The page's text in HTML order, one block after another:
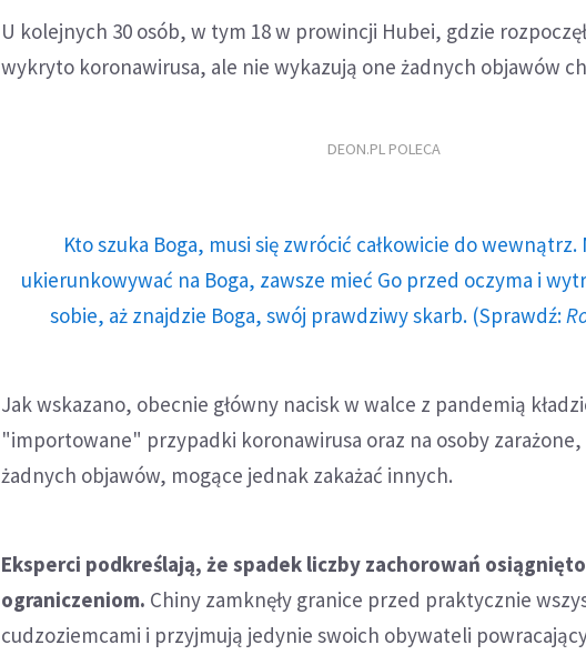
U kolejnych 30 osób, w tym 18 w prowincji Hubei, gdzie
wykryto koronawirusa, ale nie wykazują one żadnych objawów
DEON.PL POLECA
Kto szuka Boga, musi się zwrócić całkowicie do wewnątrz.
ukierunkowywać na Boga, zawsze mieć Go przed oczyma i
sobie, aż znajdzie Boga, swój prawdziwy skarb. (Sprawdź:
Jak wskazano, obecnie główny nacisk w walce z pandemią
"importowane" przypadki koronawirusa oraz na osoby
żadnych objawów, mogące jednak zakażać innych.
Eksperci podkreślają, że spadek liczby zachorowań
ograniczeniom. Chiny zamknęły granice przed praktycznie
cudzoziemcami i przyjmują jedynie swoich obywateli